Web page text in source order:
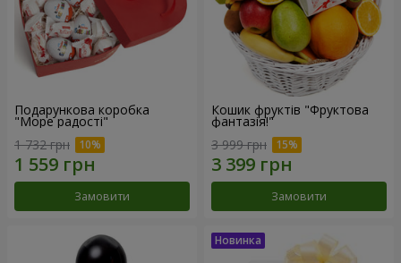
Подарункова коробка
"Море радості"
1 732 грн
Замовити
Кошик фруктів "Фруктова
фантазія!"
3 999 грн
Замовити